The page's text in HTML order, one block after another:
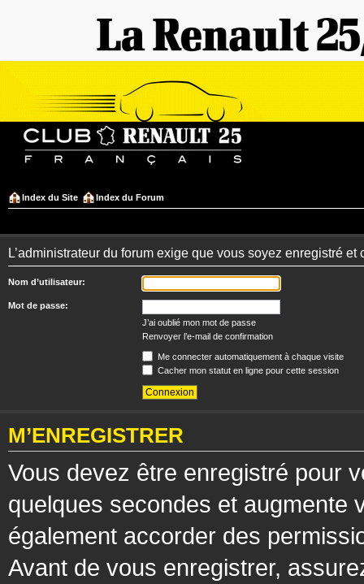
Index du Site Index du Forum
L’administrateur du forum exige que vous soyez enregistré
Nom d’utilisateur:
Mot de passe:
J’ai oublié mon mot de passe
Renvoyer l’e-mail de confirmation
Me connecter automatiquement à chaque visite
Cacher mon statut en ligne pour cette session
M’ENREGISTRER
Vous devez être enregistré pour
quelques secondes et augmente
également accorder des
Avant de vous enregistrer,